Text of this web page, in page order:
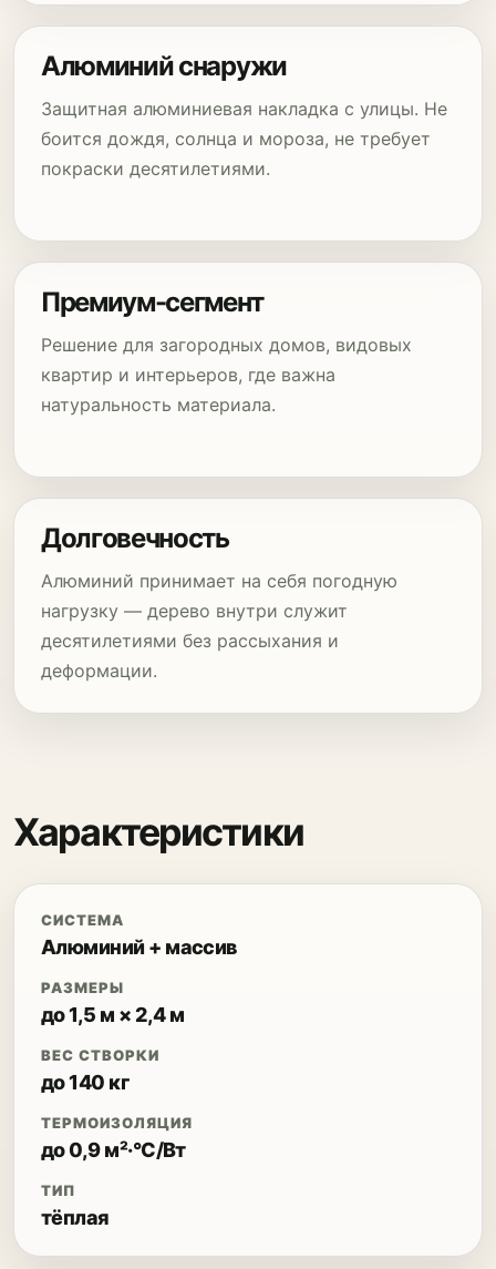
Алюминий снаружи
Защитная алюминиевая накладка с улицы. Не
боится дождя, солнца и мороза, не требует
покраски десятилетиями.
Премиум-сегмент
Решение для загородных домов, видовых
квартир и интерьеров, где важна
натуральность материала.
Долговечность
Алюминий принимает на себя погодную
нагрузку — дерево внутри служит
десятилетиями без рассыхания и
деформации.
Характеристики
СИСТЕМА
Алюминий + массив
РАЗМЕРЫ
до 1,5 м × 2,4 м
ВЕС СТВОРКИ
до 140 кг
ТЕРМОИЗОЛЯЦИЯ
до 0,9 м²·°C/Вт
ТИП
тёплая